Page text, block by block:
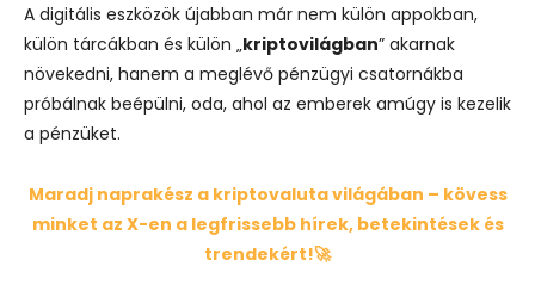
A digitális eszközök újabban már nem külön appokban,
külön tárcákban és külön „kriptovilágban” akarnak
növekedni, hanem a meglévő pénzügyi csatornákba
próbálnak beépülni, oda, ahol az emberek amúgy is kezelik
a pénzüket.
Maradj naprakész a kriptovaluta világában – kövess
minket az X-en a legfrissebb hírek, betekintések és
trendekért!🚀